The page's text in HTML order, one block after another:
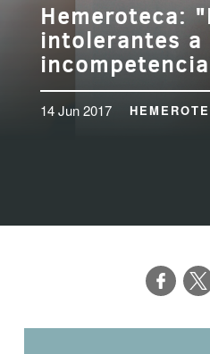
Hemeroteca:
intolerantes a
14 Jun 2017